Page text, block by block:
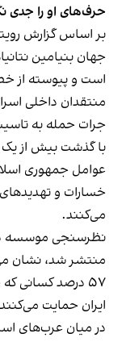
حرف‌های او را جدی
جهان بنیامین
است و پیوسته از
منتقدان داخلی
جرات حمله به
با گذشت بیش از یک
عوامل جمهوری
خسارات و
می‌کنند.
۵۷ درصد کسانی
ایران حمایت